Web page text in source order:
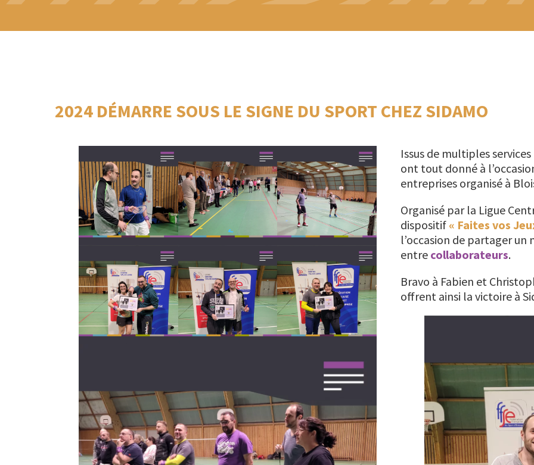
2024 DÉMARRE SOUS LE SIGNE DU SPORT CHEZ SIDAMO
Issus de multiples
ont tout donné à
entreprises organisé à
Organisé par la Ligue
dispositif « Faites vos
l’occasion de partager
entre collaborateurs.
Bravo à Fabien et
offrent ainsi la victoire à